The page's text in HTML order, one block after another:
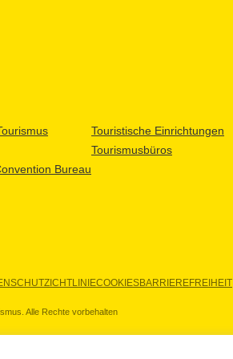
Bureau
Touristische Einrichtungen
Tourismusbüros
COOKIESBARRIEREFREIHEIT
Alle Rechte vorbehalten